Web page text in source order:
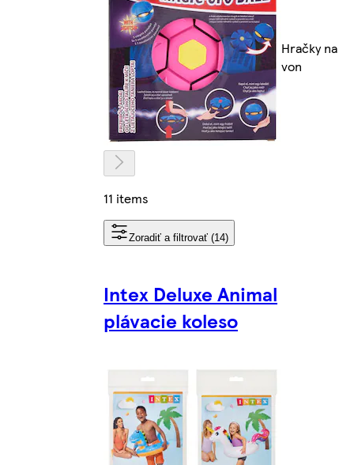
Hračky na
von
11 items
Zoradiť a filtrovať (14)
Intex Deluxe Animal
plávacie koleso